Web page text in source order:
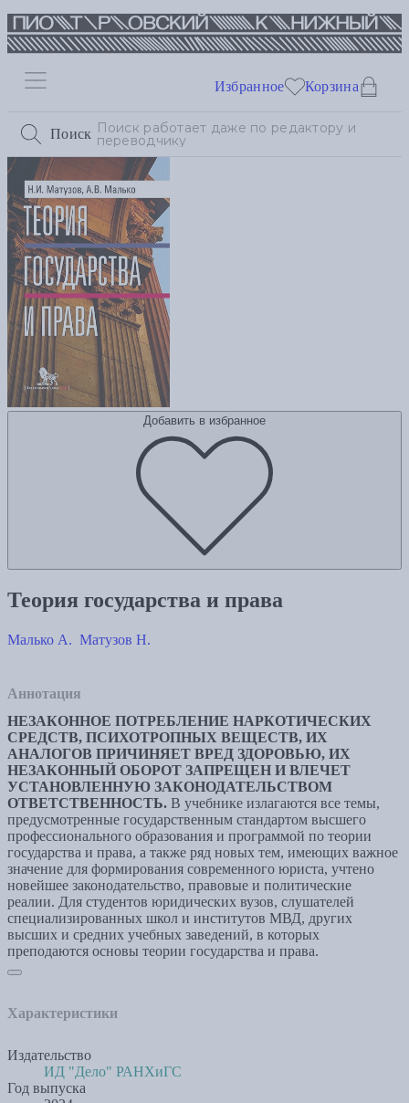
Поиск
Избранное Корзина
Добавить в избранное
Теория государства и права
Малько А. Матузов Н.
Аннотация
НЕЗАКОННОЕ ПОТРЕБЛЕНИЕ НАРКОТИЧЕСКИХ
СРЕДСТВ, ПСИХОТРОПНЫХ ВЕЩЕСТВ, ИХ
АНАЛОГОВ ПРИЧИНЯЕТ ВРЕД ЗДОРОВЬЮ, ИХ
НЕЗАКОННЫЙ ОБОРОТ ЗАПРЕЩЕН И ВЛЕЧЕТ
УСТАНОВЛЕННУЮ ЗАКОНОДАТЕЛЬСТВОМ
ОТВЕТСТВЕННОСТЬ. В учебнике излагаются все темы,
предусмотренные государственным стандартом высшего
профессионального образования и программой по теории
государства и права, а также ряд новых тем, имеющих важное
значение для формирования современного юриста, учтено
новейшее законодательство, правовые и политические
реалии. Для студентов юридических вузов, слушателей
специализированных школ и институтов МВД, других
высших и средних учебных заведений, в которых
преподаются основы теории государства и права.
Характеристики
Издательство
ИД "Дело" РАНХиГС
Год выпуска